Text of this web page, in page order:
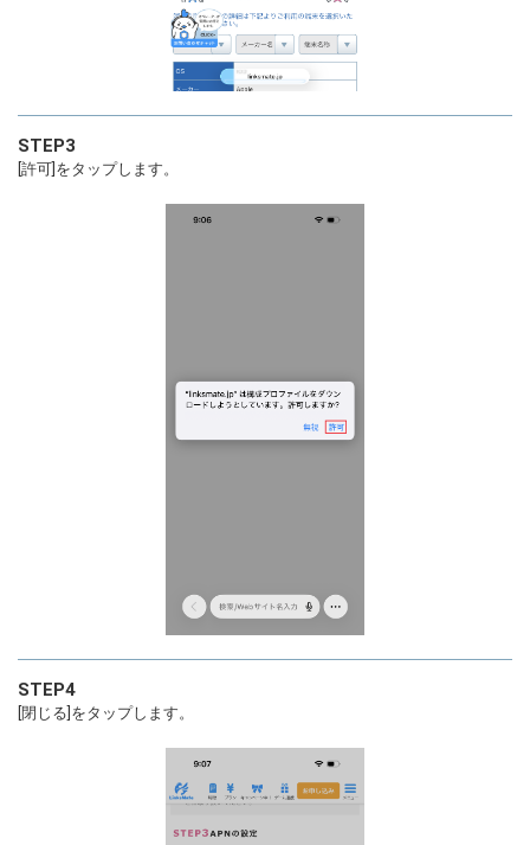
STEP3
[許可]をタップします。
STEP4
[閉じる]をタップします。